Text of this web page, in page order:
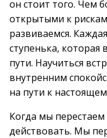
он стоит того. Чем
открытыми к
развиваемся.
ступенька, которая
пути. Научиться
внутренним
на пути к
Когда мы
действовать. Мы